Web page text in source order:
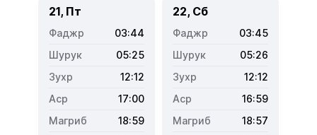
21, Пт
03:44
05:25
12:12
17:00
18:59
22, Сб
03:45
05:26
12:12
16:59
18:57